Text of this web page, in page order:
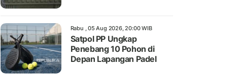
Rabu , 05 Aug 2026, 20:00 WIB
Satpol PP Ungkap
Penebang 10 Pohon di
Depan Lapangan Padel